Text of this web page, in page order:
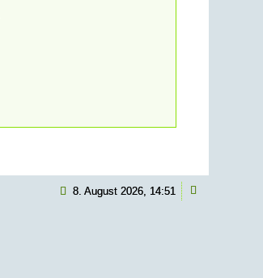
8. August 2026, 14:51